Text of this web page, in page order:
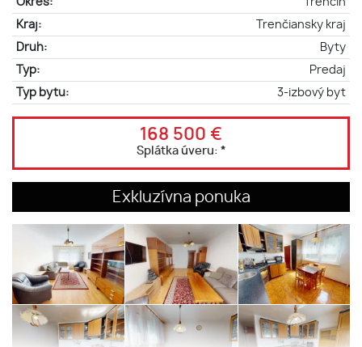
Kraj:
Trenčiansky kraj
Druh:
Byty
Typ:
Predaj
Typ bytu:
3-izbový byt
168 500 €
Splátka úveru: *
Exkluzívna ponuka